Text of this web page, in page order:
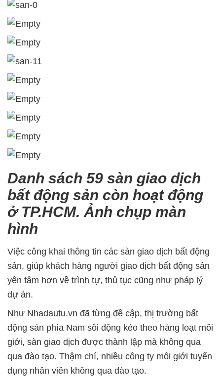
Danh sách 59 sàn giao dịch
bất động sản còn hoạt động
ở TP.HCM. Ảnh chụp màn
hình
Việc công khai thông tin các sàn giao dịch bất động
sản, giúp khách hàng người giao dịch bất động sản
yên tâm hơn về trình tự, thủ tục cũng như pháp lý
dự án.
Như Nhadautu.vn đã từng đề cập, thị trường bất
động sản phía Nam sôi động kéo theo hàng loạt môi
giới, sàn giao dịch được thành lập mà không qua
qua đào tạo. Thậm chí, nhiều công ty môi giới tuyển
dụng nhân viên không qua đào tạo.